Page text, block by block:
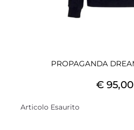
PROPAGANDA
€ 95,00
Articolo Esaurito